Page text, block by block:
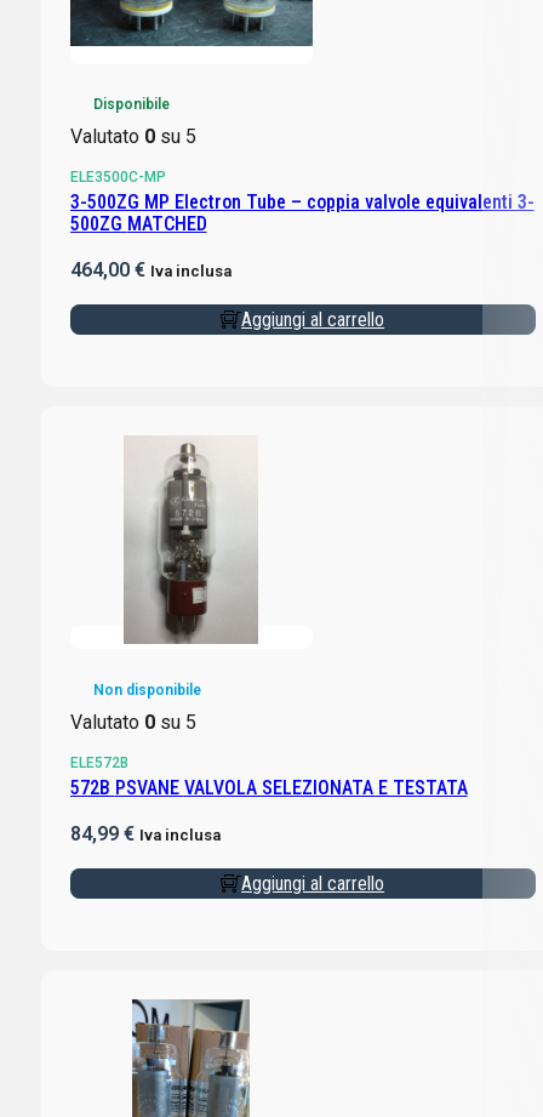
Disponibile
Valutato 0su 5
ELE3500C-MP
3-500ZG MP Electron Tube – coppia valvole equivalenti 3-
500ZG MATCHED
464,00 € Iva inclusa
Aggiungi al carrello
Non disponibile
Valutato 0su 5
ELE572B
572B PSVANE VALVOLA SELEZIONATA E TESTATA
84,99 € Iva inclusa
Aggiungi al carrello